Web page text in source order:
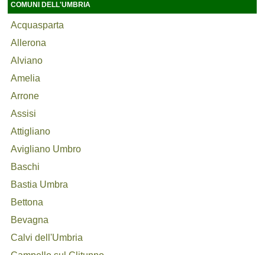
COMUNI DELL'UMBRIA
Acquasparta
Allerona
Alviano
Amelia
Arrone
Assisi
Attigliano
Avigliano Umbro
Baschi
Bastia Umbra
Bettona
Bevagna
Calvi dell'Umbria